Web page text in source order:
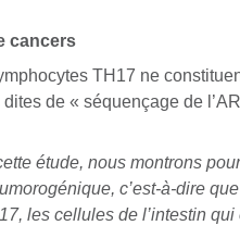
cancers
TH17 ne
de « séquençage de
étude, nous montrons
c’est-à-dire
les cellules de l’intestin